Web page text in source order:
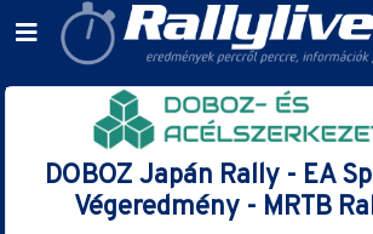
DOBOZ Japán Rally - EA
Végeredmény - MRTB